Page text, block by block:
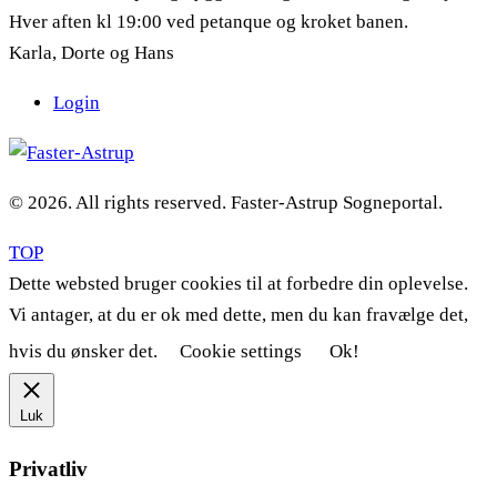
Hver aften kl 19:00 ved petanque og kroket banen.
Karla, Dorte og Hans
Login
© 2026. All rights reserved. Faster-Astrup Sogneportal.
TOP
Dette websted bruger cookies til at forbedre din oplevelse.
Vi antager, at du er ok med dette, men du kan fravælge det,
hvis du ønsker det.
Cookie settings Ok!
Luk
Privatliv